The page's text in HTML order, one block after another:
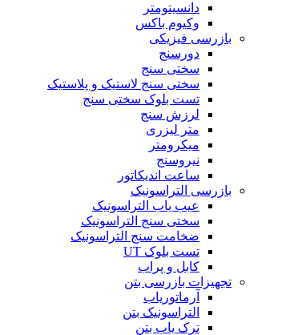
دانسیتومتر
وکیوم باکس
بازرسی فیزیکی
دورسنج
سختی سنج
سختی سنج لاستیک و پلاستیک
تست بلوک سختی سنج
لرزش سنج
متر لیزری
میکرومتر
نیروسنج
ساعت اندیکاتور
بازرسی التراسونیک
عیب یاب التراسونیک
سختی سنج التراسونیک
ضخامت سنج التراسونیک
تست بلوک UT
کابل و پراب
تجهیزات بازرسی بتن
آرماتوریاب
التراسونیک بتن
ترک یاب بتن